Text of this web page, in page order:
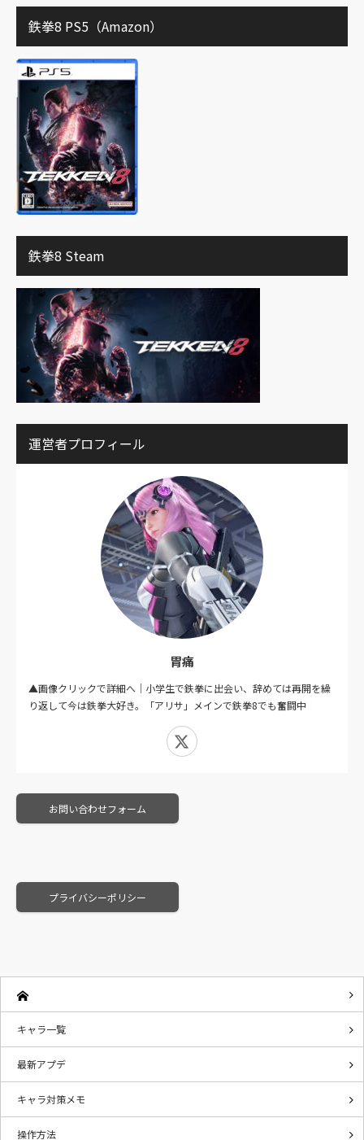
鉄拳8 PS5（Amazon）
鉄拳8 Steam
運営者プロフィール
胃痛
▲画像クリックで詳細へ｜小学生で鉄拳に出会い、辞めては再開を繰
り返して今は鉄拳大好き。「アリサ」メインで鉄拳8でも奮闘中
X
お問い合わせフォーム
プライバシーポリシー
キャラ一覧
最新アプデ
キャラ対策メモ
操作方法